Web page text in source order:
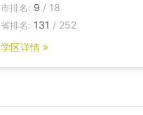
市排名: 9 / 18
省排名: 131 / 252
学区详情